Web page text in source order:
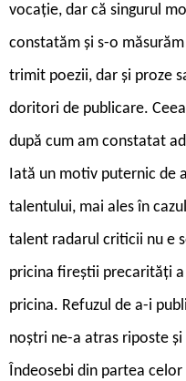
vocație, dar că singurul
constatăm și s-o
trimit poezii, dar și proze
doritori de publicare.
după cum am constatat
Iată un motiv puternic de
talentului, mai ales în
talent radarul criticii nu e
pricina fireștii precarități
pricina. Refuzul de a-i
noștri ne-a atras riposte
Îndeosebi din partea